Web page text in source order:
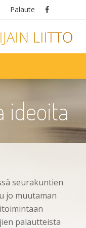
Palaute
ideoita
seurakuntien
jo muutaman
palautteista